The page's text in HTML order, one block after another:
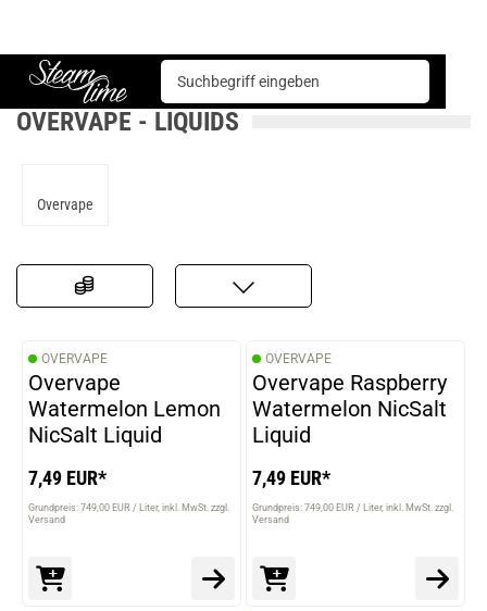
Steam time
Overvape
OVERVAPE - LIQUIDS
Overvape
OVERVAPE
Overvape
Watermelon Lemon
NicSalt Liquid
7,49 EUR*
Grundpreis: 749,00 EUR / Liter inkl. MwSt. zzgl.
Versand
OVERVAPE
Overvape Raspberry
Watermelon NicSalt
Liquid
7,49 EUR*
Grundpreis: 749,00 EUR / Liter inkl. MwSt. zzgl.
Versand